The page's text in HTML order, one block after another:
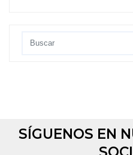
SÍGUENOS EN